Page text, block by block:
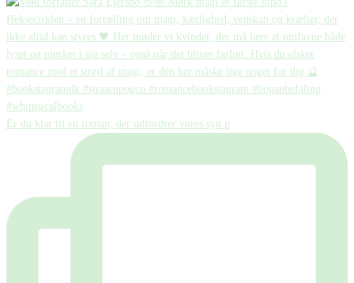
Er du klar til en roman, der udfordrer vores syn p